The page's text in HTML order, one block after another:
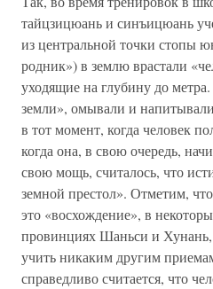
тайцзицюань и синъицюань
из центральной точки стопы
родник») в землю врастали
уходящие на глубину до
земли», омывали и
в тот момент, когда человек
когда она, в свою очередь,
свою мощь, считалось, что
земной престол». Отметим,
это «восхождение», в
провинциях Шаньси и
учить никаким другим
справедливо считается, что